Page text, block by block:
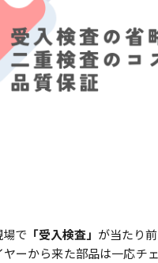
で 「受入検査」 が当たり
ヤーから来た部品は一応